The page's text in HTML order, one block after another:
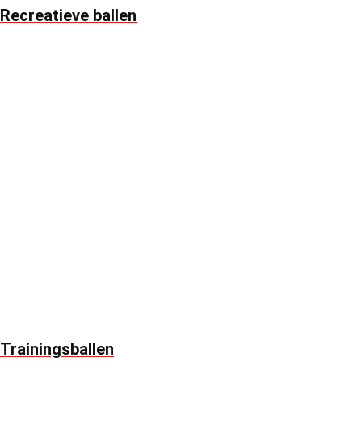
Recreatieve ballen
Trainingsballen